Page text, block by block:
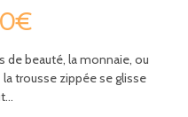
de beauté, la monnaie, ou
trousse zippée se glisse